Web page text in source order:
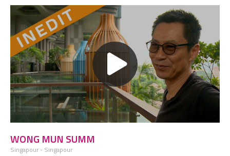
Benoit Trouvé - Midipile
WONG MUN SUMM
Singapour - Singapour
PEDRO REYES
Je transforme des armes à feu en
instruments de paix
ANKE DOMASKE
Je fabrique du tissus avec les invendus
de lait